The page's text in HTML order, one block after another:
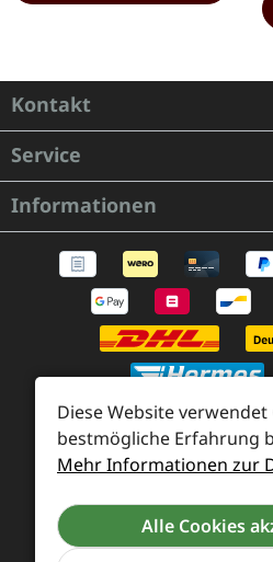
Kontakt
Service
Informationen
Zahlung und
Widerrufsrecht und
Händleranfragen
Diese Website
bestmögliche Erfahrung
Mehr Informationen zur
Alle Cookies